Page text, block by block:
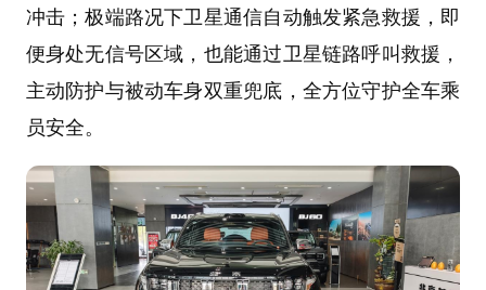
冲击；极端路况下卫星通信自动触发紧急救援，即
便身处无信号区域，也能通过卫星链路呼叫救援，
主动防护与被动车身双重兜底，全方位守护全车乘
员安全。